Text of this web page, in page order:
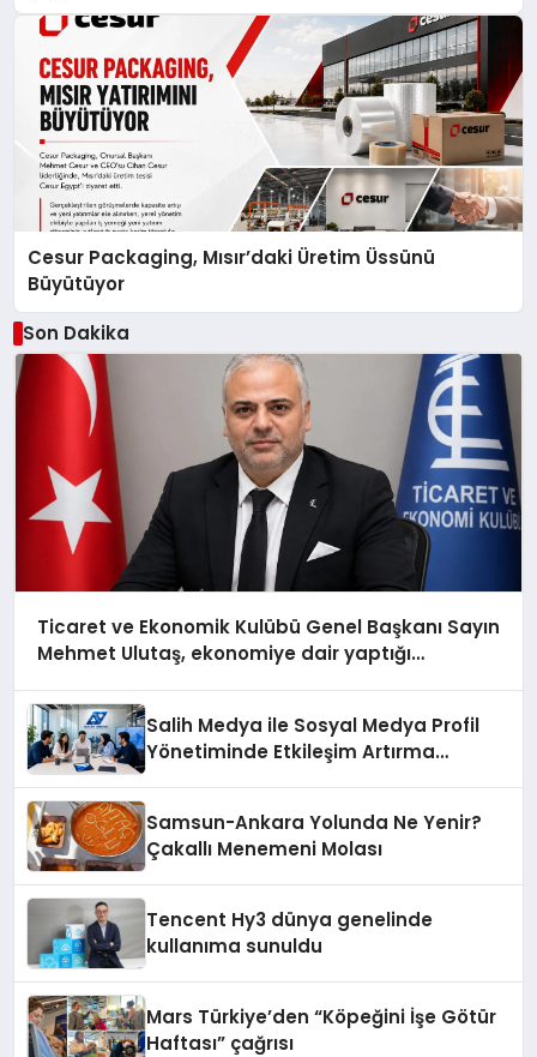
Cesur Packaging, Mısır’daki Üretim Üssünü
Büyütüyor
Son Dakika
Ticaret ve Ekonomik Kulübü Genel Başkanı Sayın
Mehmet Ulutaş, ekonomiye dair yaptığı
Salih Medya ile Sosyal Medya Profil
Yönetiminde Etkileşim Artırma
Samsun-Ankara Yolunda Ne Yenir?
Çakallı Menemeni Molası
Tencent Hy3 dünya genelinde
kullanıma sunuldu
Mars Türkiye’den “Köpeğini İşe Götür
Haftası” çağrısı